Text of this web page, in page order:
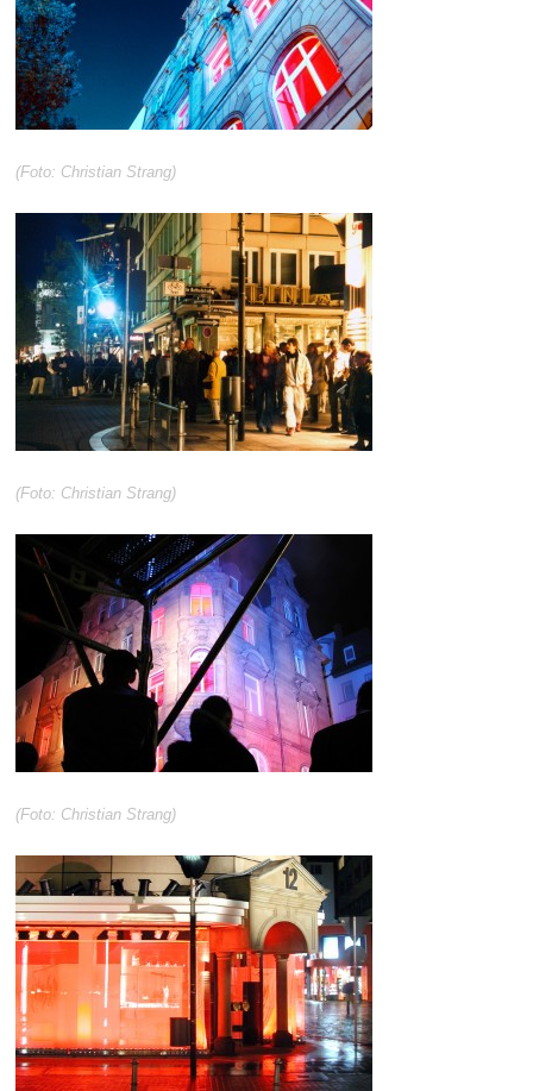
(Foto: Christian Strang)
(Foto: Christian Strang)
(Foto: Christian Strang)